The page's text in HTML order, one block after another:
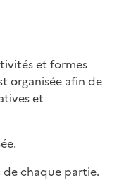
et formes
organisée afin de
et
chaque partie.